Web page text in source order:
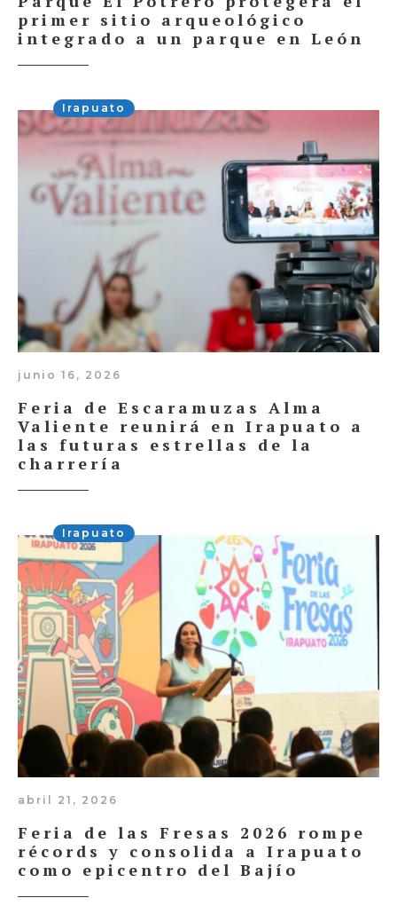
primer sitio arqueológico
integrado a un parque en León
Irapuato
junio 16, 2026
Feria de Escaramuzas Alma
Valiente reunirá en Irapuato a
las futuras estrellas de la
charrería
Irapuato
abril 21, 2026
Feria de las Fresas 2026 rompe
récords y consolida a Irapuato
como epicentro del Bajío